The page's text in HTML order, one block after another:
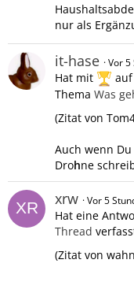
nur als
it-hase Vor 5
Hat mit auf
Thema Was
(Zitat von
Auch wenn
Drohne
xrw Vor 5
Hat eine
Thread
(Zitat von